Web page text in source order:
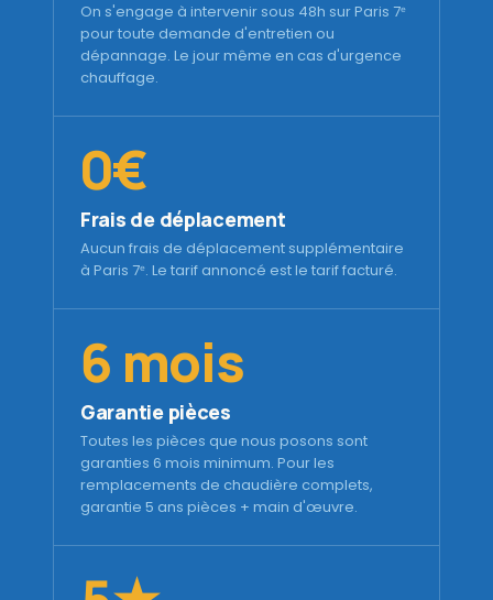
On s'engage à intervenir sous 48h sur Paris 7ᵉ
pour toute demande d'entretien ou
dépannage. Le jour même en cas d'urgence
chauffage.
0€
Frais de déplacement
Aucun frais de déplacement supplémentaire
à Paris 7ᵉ. Le tarif annoncé est le tarif facturé.
6 mois
Garantie pièces
Toutes les pièces que nous posons sont
garanties 6 mois minimum. Pour les
remplacements de chaudière complets,
garantie 5 ans pièces + main d'œuvre.